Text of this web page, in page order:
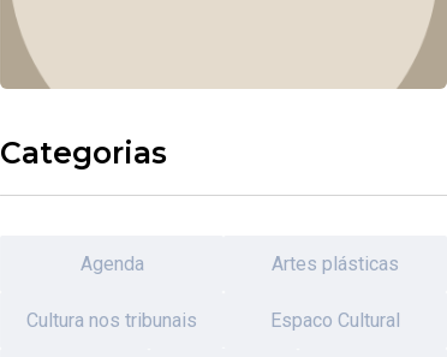
Categorias
Agenda Artes plásticas
Cultura nos tribunais Espaco Cultural